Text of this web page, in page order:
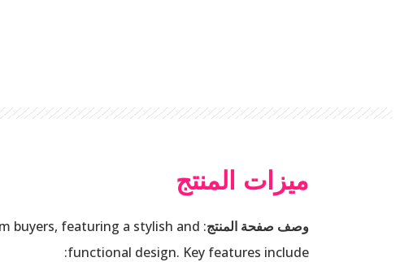
ميزات المنتج
وصف صفحة المنتج:
buyers, featuring a stylish and
functional design. Key features include: